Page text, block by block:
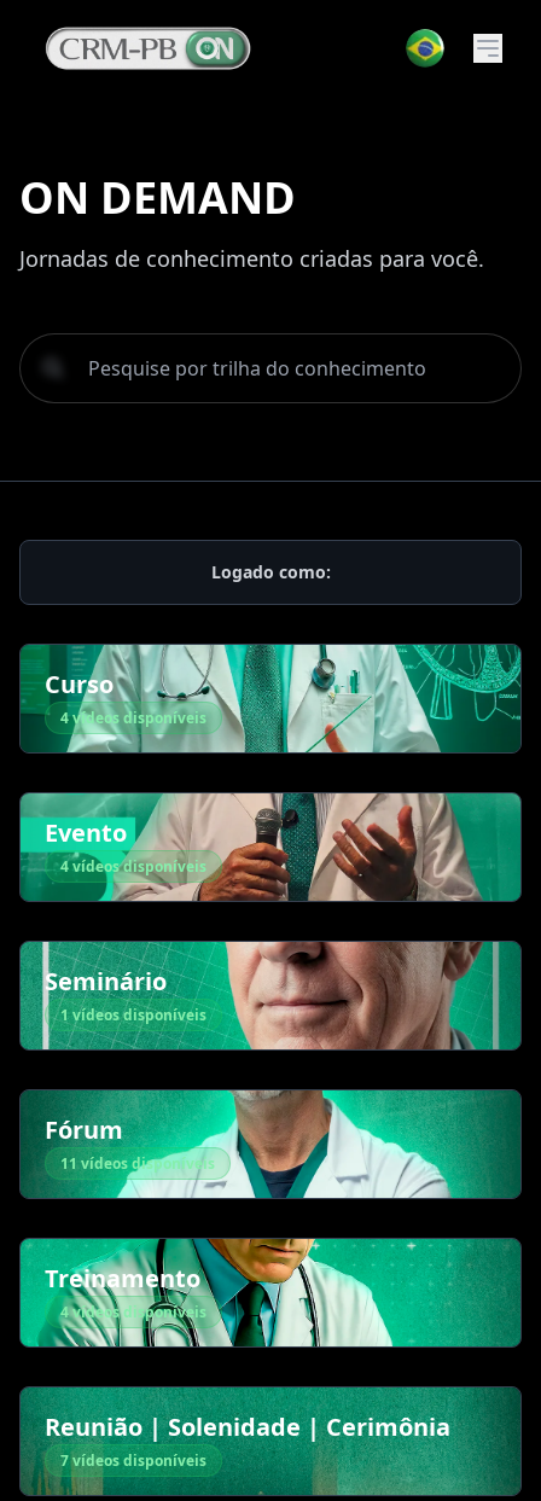
ON DEMAND
Jornadas de conhecimento criadas para você.
Logado como:
Curso
4 vídeos disponíveis
Evento
4 vídeos disponíveis
Seminário
1 vídeos disponíveis
Fórum
11 vídeos disponíveis
Treinamento
4 vídeos disponíveis
Reunião | Solenidade | Cerimônia
7 vídeos disponíveis